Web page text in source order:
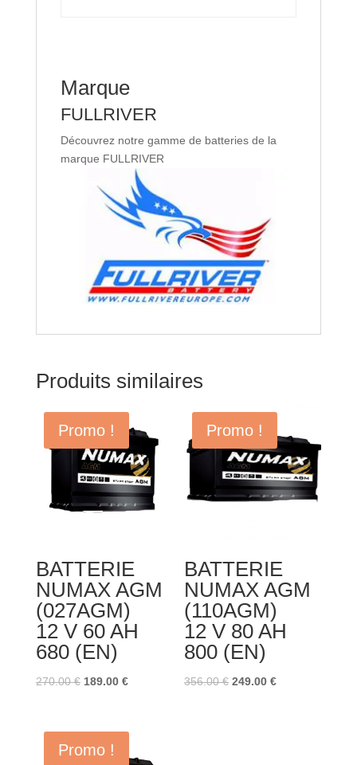
Marque
FULLRIVER
Découvrez notre gamme de batteries de la
marque FULLRIVER
Produits similaires
Promo !
BATTERIE
NUMAX AGM
(027AGM)
12 V 60 AH
680 (EN)
270.00€ Le
était :
270.00 €.
189.00 €Le
est :
Promo !
BATTERIE
NUMAX AGM
(110AGM)
12 V 80 AH
800 (EN)
356.00€ Le
249.00€Le
Promo !